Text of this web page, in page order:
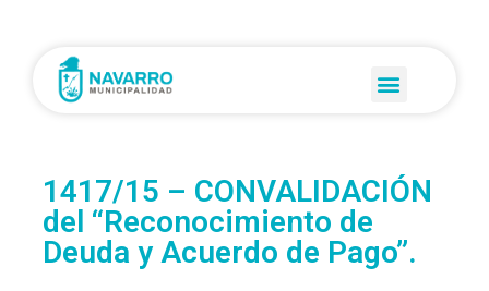
1417/15 – CONVALIDACIÓN
del “Reconocimiento de
Deuda y Acuerdo de Pago”.